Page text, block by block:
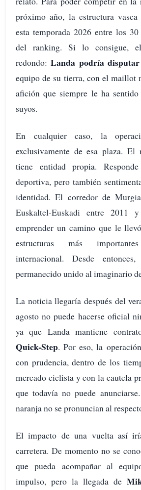
próximo año, la estructura vasca
esta temporada 2026 entre los
del ranking. Si lo consigue,
redondo:Landa podría
equipo de su tierra, con el maillot
afición que siempre le ha
suyos.
En cualquier caso, la
exclusivamente de esa plaza. El
tiene entidad propia.
deportiva, pero también
identidad. El corredor de
Euskaltel-Euskadi entre 2011
emprender un camino que le
estructuras más
internacional. Desde
permanecido unido al imaginario
La noticia llegaría después del
agosto no puede hacerse oficial
ya que Landa mantiene
Quick-Step. Por eso, la
con prudencia, dentro de los
mercado ciclista y con la cautela
que todavía no puede
naranja no se pronuncian al
El impacto de una vuelta así
carretera. De momento no se
que pueda acompañar al
impulso, pero la llegada de